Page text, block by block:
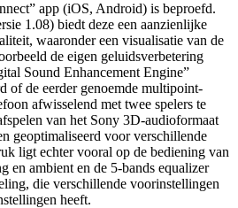
app (iOS, Android) is beproefd.
1.08) biedt deze een aanzienlijke
waaronder een visualisatie van de
de eigen geluidsverbetering
Sound Enhancement Engine”
of de eerder genoemde multipoint-
afwisselend met twee spelers te
van het Sony 3D-audioformaat
geoptimaliseerd voor verschillende
ligt echter vooral op de bediening van
en ambient en de 5-bands equalizer
die verschillende voorinstellingen
heeft.